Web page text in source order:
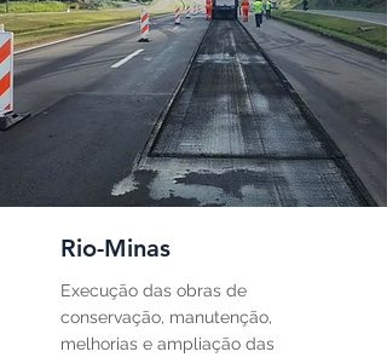
Rio-Minas
Execução das obras de
conservação, manutenção,
melhorias e ampliação das